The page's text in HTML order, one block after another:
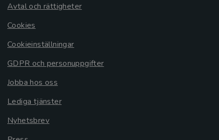
Avtal och rättigheter
Cookies
Cookieinställningar
GDPR och personuppgifter
Jobba hos oss
Lediga tjänster
Nyhetsbrev